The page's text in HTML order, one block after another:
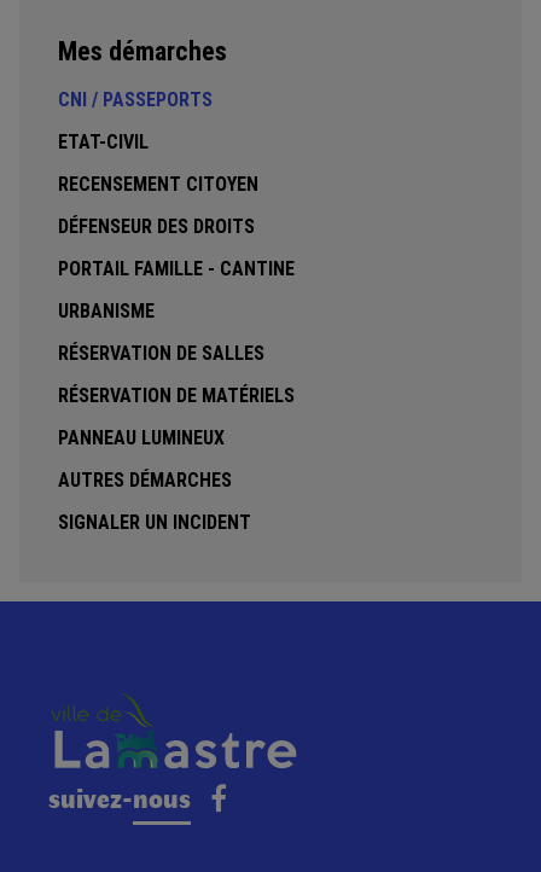
Mes démarches
CNI / PASSEPORTS
ETAT-CIVIL
RECENSEMENT CITOYEN
DÉFENSEUR DES DROITS
PORTAIL FAMILLE - CANTINE
URBANISME
RÉSERVATION DE SALLES
RÉSERVATION DE MATÉRIELS
PANNEAU LUMINEUX
AUTRES DÉMARCHES
SIGNALER UN INCIDENT
suivez-nous